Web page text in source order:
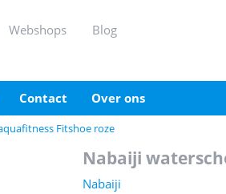
webshops blog
contact over ons
Fitshoe roze
nabaiji
Nabaiji